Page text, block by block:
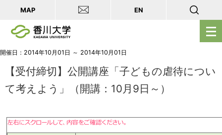
メ
ニ
ー
MAP EN
開催日：2014年10月01日 ～ 2014年10月01日
【受付締切】公開講座「子どもの虐待につい
て考えよう」（開講：10月9日～）